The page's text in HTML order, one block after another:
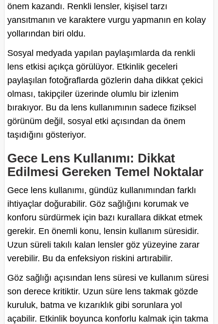
önem kazandı. Renkli lensler, kişisel tarzı
yansıtmanın ve karaktere vurgu yapmanın en kolay
yollarından biri oldu.
Sosyal medyada yapılan paylaşımlarda da renkli
lens etkisi açıkça görülüyor. Etkinlik geceleri
paylaşılan fotoğraflarda gözlerin daha dikkat çekici
olması, takipçiler üzerinde olumlu bir izlenim
bırakıyor. Bu da lens kullanımının sadece fiziksel
görünüm değil, sosyal etki açısından da önem
taşıdığını gösteriyor.
Gece Lens Kullanımı: Dikkat
Edilmesi Gereken Temel Noktalar
Gece lens kullanımı, gündüz kullanımından farklı
ihtiyaçlar doğurabilir. Göz sağlığını korumak ve
konforu sürdürmek için bazı kurallara dikkat etmek
gerekir. En önemli konu, lensin kullanım süresidir.
Uzun süreli takılı kalan lensler göz yüzeyine zarar
verebilir. Bu da enfeksiyon riskini artırabilir.
Göz sağlığı açısından lens süresi ve kullanım süresi
son derece kritiktir. Uzun süre lens takmak gözde
kuruluk, batma ve kızarıklık gibi sorunlara yol
açabilir. Etkinlik boyunca konforlu kalmak için takma